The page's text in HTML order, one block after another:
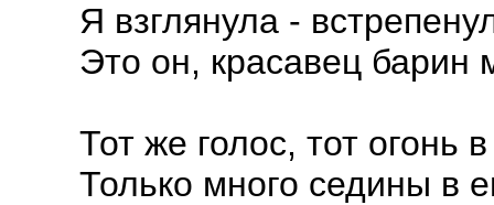
Я взглянула -
Это он, красавец барин
Тот же голос, тот огонь
Только много седины в